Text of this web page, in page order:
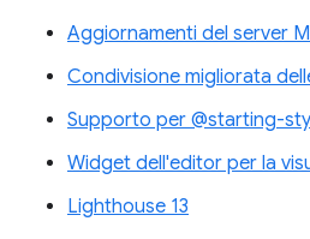
Aggiornamenti del server
Condivisione migliorata
Supporto per @starting-
Widget dell'editor per la
Lighthouse 13